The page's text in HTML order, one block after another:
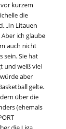
kurzem
die
„In Litauen
ich glaube
auch nicht
sein. Sie hat
und weiß viel
aber
gelte.
über die
(ehemals